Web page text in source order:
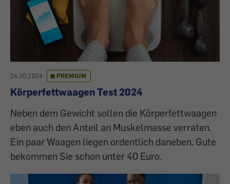
24.10.2024 PREMIUM
Körperfettwaagen Test 2024
Neben dem Gewicht sollen die Körperfettwaagen
eben auch den Anteil an Muskelmasse verraten.
Ein paar Waagen liegen ordentlich daneben. Gute
bekommen Sie schon unter 40 Euro.